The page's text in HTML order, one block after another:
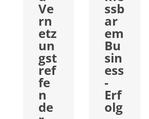
Ve
rn
etz
un
gst
ref
fe
n
de
ssb
ar
em
Bu
sin
ess
-
Erf
olg